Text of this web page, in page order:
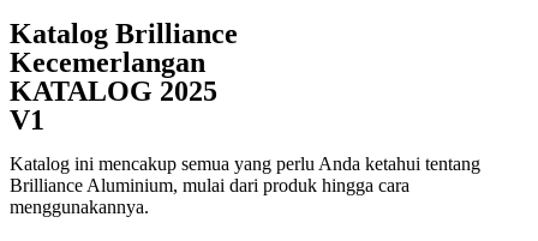
Katalog Brilliance
Kecemerlangan
KATALOG 2025
V1
Katalog ini mencakup semua yang perlu Anda ketahui tentang
Brilliance Aluminium, mulai dari produk hingga cara
menggunakannya.